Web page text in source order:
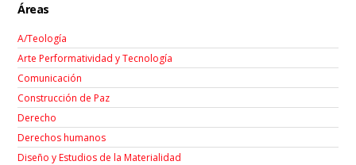
Áreas
A/Teología
Arte Performatividad y Tecnología
Comunicación
Construcción de Paz
Derecho
Derechos humanos
Diseño y Estudios de la Materialidad